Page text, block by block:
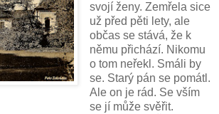
svojí ženy. Zemřela sice
už před pěti lety, ale
občas se stává, že k
němu přichází. Nikomu
o tom neřekl. Smáli by
se. Starý pán se pomátl.
Ale on je rád. Se vším
se jí může svěřit.